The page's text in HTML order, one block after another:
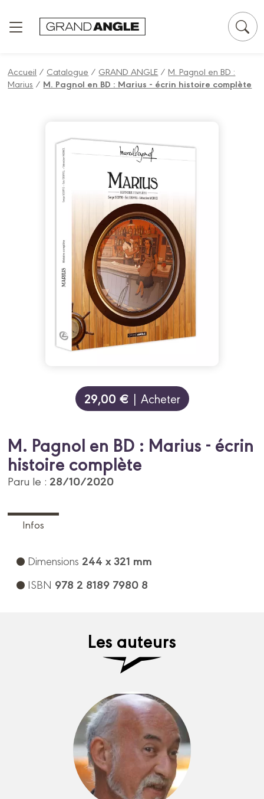
Accueil / Catalogue / GRAND ANGLE /M. Pagnol en BD :
Marius / M. Pagnol en BD : Marius - écrin histoire complète
29,00 € | Acheter
M. Pagnol en BD : Marius - écrin
histoire complète
Paru le : 28/10/2020
Infos
Dimensions 244 x 321 mm
ISBN 978 2 8189 7980 8
Les auteurs